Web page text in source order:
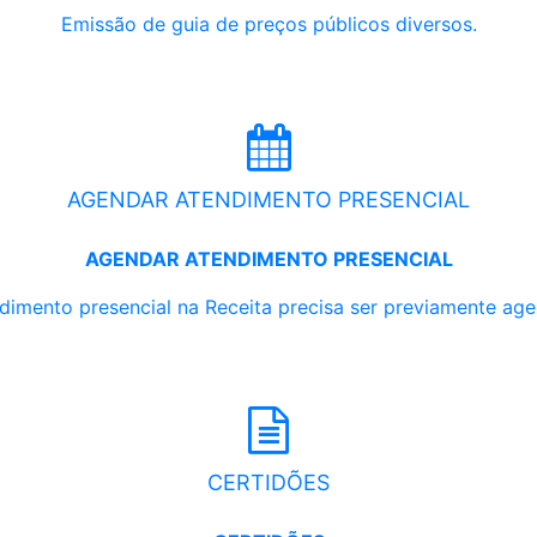
Emissão de guia de preços públicos diversos.
AGENDAR ATENDIMENTO PRESENCIAL
AGENDAR ATENDIMENTO PRESENCIAL
presencial na Receita precisa ser previamente
CERTIDÕES